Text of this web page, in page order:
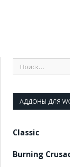
АДДОНЫ ДЛЯ
Classic
Burning